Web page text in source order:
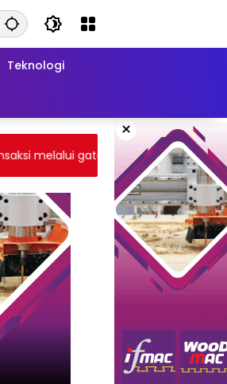
Teknologi
×
melalui gateway payment atau